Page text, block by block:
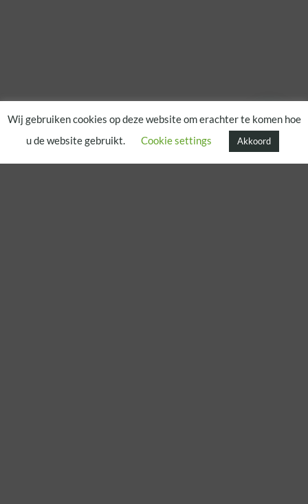
Wij gebruiken cookies op deze website om erachter te komen hoe
u de website gebruikt.
Cookie settings Akkoord